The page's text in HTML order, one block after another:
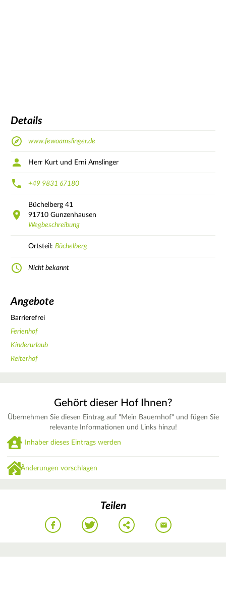
Details
www.fewoamslinger.de
Herr Kurt und Erni Amslinger
+49 9831 67180
Büchelberg 41
91710 Gunzenhausen
Wegbeschreibung
Ortsteil: Büchelberg
Nicht bekannt
Angebote
Barrierefrei
Ferienhof
Kinderurlaub
Reiterhof
Gehört dieser Hof Ihnen?
Übernehmen Sie diesen Eintrag auf "Mein Bauernhof" und fügen Sie
relevante Informationen und Links hinzu!
Inhaber dieses Eintrags werden
Änderungen vorschlagen
Teilen